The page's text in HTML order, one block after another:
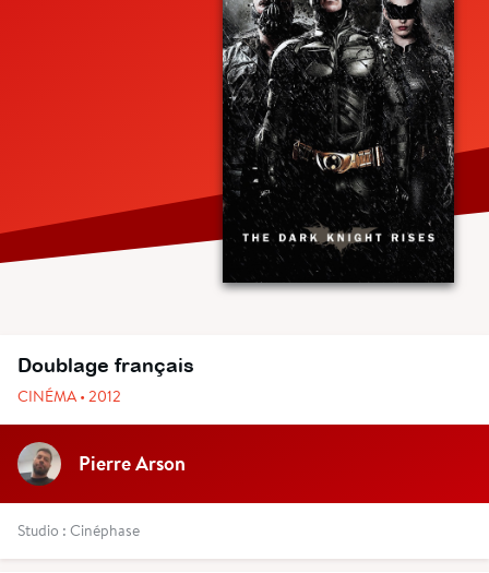
Doublage français
CINÉMA • 2012
Pierre Arson
Studio : Cinéphase